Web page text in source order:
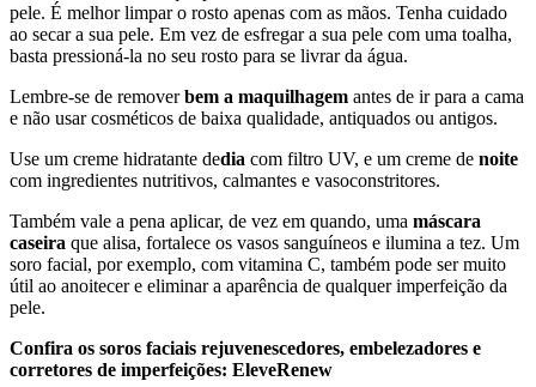
pele. É melhor limpar o rosto apenas com as mãos. Tenha cuidado
ao secar a sua pele. Em vez de esfregar a sua pele com uma toalha,
basta pressioná-la no seu rosto para se livrar da água.
Lembre-se de removerbem a maquilhagem antes de ir para a cama
e não usar cosméticos de baixa qualidade, antiquados ou antigos.
Use um creme hidratante dedia com filtro UV, e um creme de noite
com ingredientes nutritivos, calmantes e vasoconstritores.
Também vale a pena aplicar, de vez em quando, uma máscara
caseira que alisa, fortalece os vasos sanguíneos e ilumina a tez. Um
soro facial, por exemplo, com vitamina C, também pode ser muito
útil ao anoitecer e eliminar a aparência de qualquer imperfeição da
pele.
Confira os soros faciais rejuvenescedores, embelezadores e
corretores de imperfeições: EleveRenew